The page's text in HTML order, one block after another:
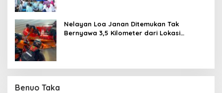
Nelayan Loa Janan Ditemukan Tak
Bernyawa 3,5 Kilometer dari Lokasi
Benuo Taka